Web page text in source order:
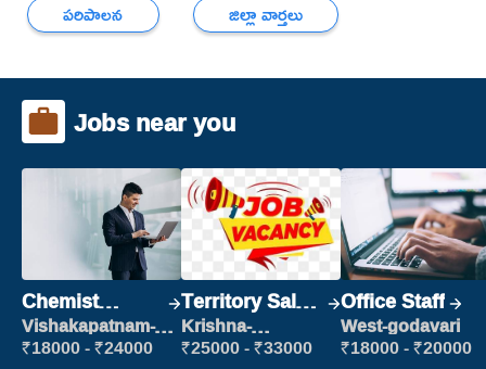
పరిపాలన జిల్లా వార్తలు
Jobs near you
Chemist
Production
Executive
Vishakapatnam-
new
₹18000 - ₹24000
Territory Sales
Manager
Krishna-
vijayawada
₹25000 - ₹33000
Office Staff
West-godavari
₹18000 - ₹20000